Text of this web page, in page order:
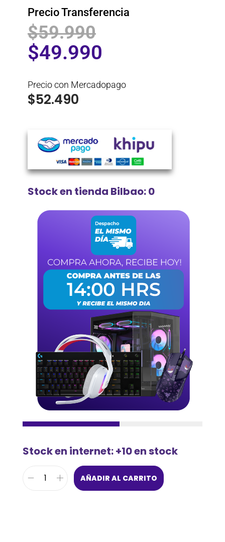
Precio Transferencia
$59.990
$49.990
Precio con Mercadopago
$52.490
Stock en tienda Bilbao: 0
Stock en internet: +10 en stock
AÑADIR AL CARRITO